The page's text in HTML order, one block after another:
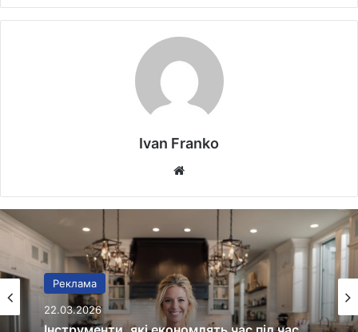
Ivan Franko
Реклама
Реклама
20.03.2026
Протипожежна безпека без